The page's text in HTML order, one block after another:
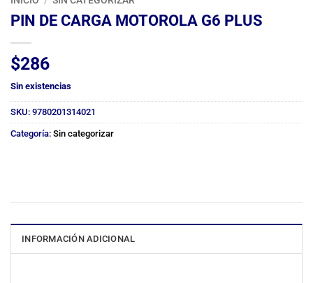
PIN DE CARGA MOTOROLA G6 PLUS
$286
Sin existencias
SKU: 9780201314021
Categoría: Sin categorizar
INFORMACIÓN ADICIONAL